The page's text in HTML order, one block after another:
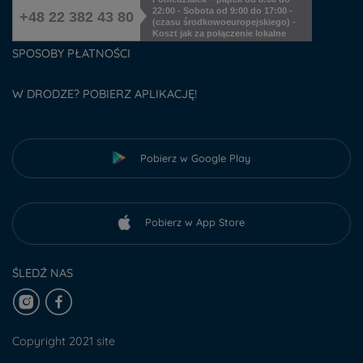
+48 22 382 43 80
22:00 - Sobota od 9:00 do 17:00 -
(czasu środkowoeuropejskiego) -
Koszt jak za połączenie lokalne
SPOSOBY PŁATNOŚCI
W DRODZE? POBIERZ APLIKACJĘ!
Pobierz w Google Play
Pobierz w App Store
ŚLEDŹ NAS
Copyright 2021 site